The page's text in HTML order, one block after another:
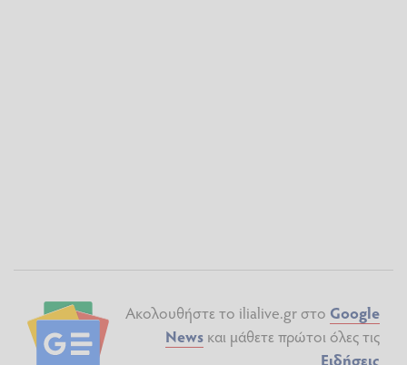
Ακολουθήστε το ilialive.gr στο Google
News και μάθετε πρώτοι όλες τις
Ειδήσεις